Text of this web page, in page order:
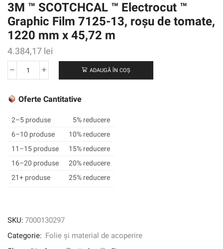
3M ™ SCOTCHCAL ™ Electrocut ™
Graphic Film 7125-13, roșu de tomate,
1220 mm x 45,72 m
4.384,17 lei
Cantitate
™
™
Electrocut
™
Graphic
Film
7125-
tomate,
mm
ADAUGĂ ÎN COȘ
Oferte Cantitative
2–5 produse
5% reducere
6–10 produse
10% reducere
11–15 produse
15% reducere
16–20 produse
20% reducere
21+ produse
25% reducere
SKU: 7000130297
Categorie: Folie și material de acoperire